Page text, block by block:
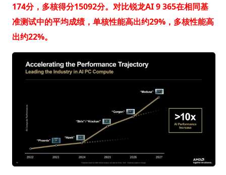
174分，多核得分15092分。对比锐龙AI 9 365在相同基
准测试中的平均成绩，单核性能高出约29%，多核性能高
出约22%。